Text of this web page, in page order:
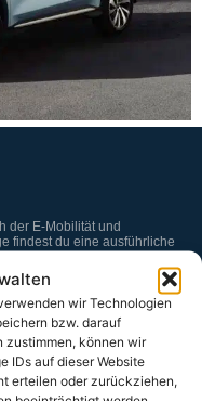
wir Technologien
bzw. darauf
zustimmen, können wir
IDs auf dieser Website
erteilen oder zurückziehen,
der E-Mobilität und
findest du eine ausführliche